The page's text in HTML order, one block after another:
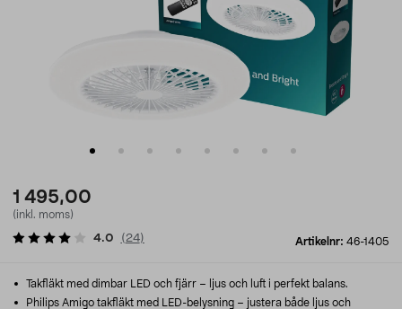
1 495,00
(inkl. moms)
Artikelnr: 46-1405
4.0 ( 24)
Takfläkt med dimbar LED och fjärr – ljus och luft i perfekt balans.
Philips Amigo takfläkt med LED-belysning – justera både ljus och